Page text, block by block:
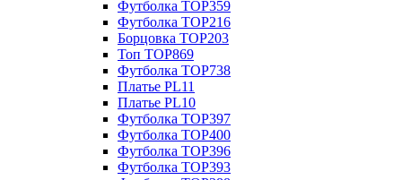
Футболка TOP359
Футболка TOP216
Борцовка TOP203
Топ TOP869
Футболка TOP738
Платье PL11
Платье PL10
Футболка TOP397
Футболка TOP400
Футболка TOP396
Футболка TOP393